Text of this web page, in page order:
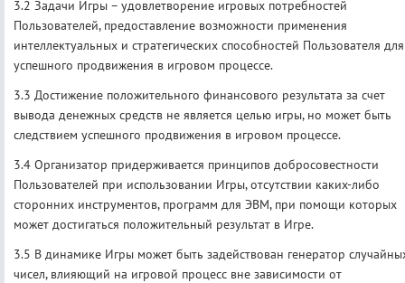
3.2 Задачи Игры – удовлетворение игровых потребностей
Пользователей, предоставление возможности применения
интеллектуальных и стратегических способностей Пользователя для
успешного продвижения в игровом процессе.
3.3 Достижение положительного финансового результата за счет
вывода денежных средств не является целью игры, но может быть
следствием успешного продвижения в игровом процессе.
3.4 Организатор придерживается принципов добросовестности
Пользователей при использовании Игры, отсутствии каких-либо
сторонних инструментов, программ для ЭВМ, при помощи которых
может достигаться положительный результат в Игре.
3.5 В динамике Игры может быть задействован генератор
чисел, влияющий на игровой процесс вне зависимости от